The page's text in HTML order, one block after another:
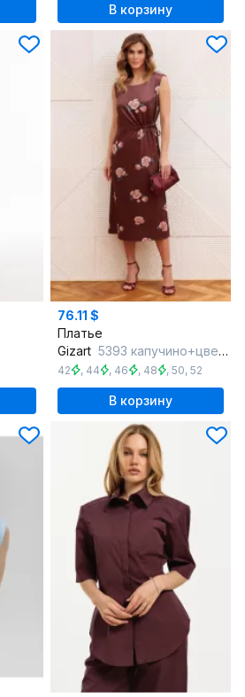
В корзину
76.11 $
Платье
Gizart 5393 капучино+цветы
42 , 44 , 46 , 48 , 50, 52
В корзину